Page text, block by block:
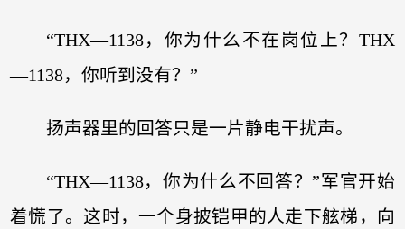
“THX—1138，你为什么不在岗位上？THX
—1138，你听到没有？”
扬声器里的回答只是一片静电干扰声。
“THX—1138，你为什么不回答？”军官开始
着慌了。这时，一个身披铠甲的人走下舷梯，向